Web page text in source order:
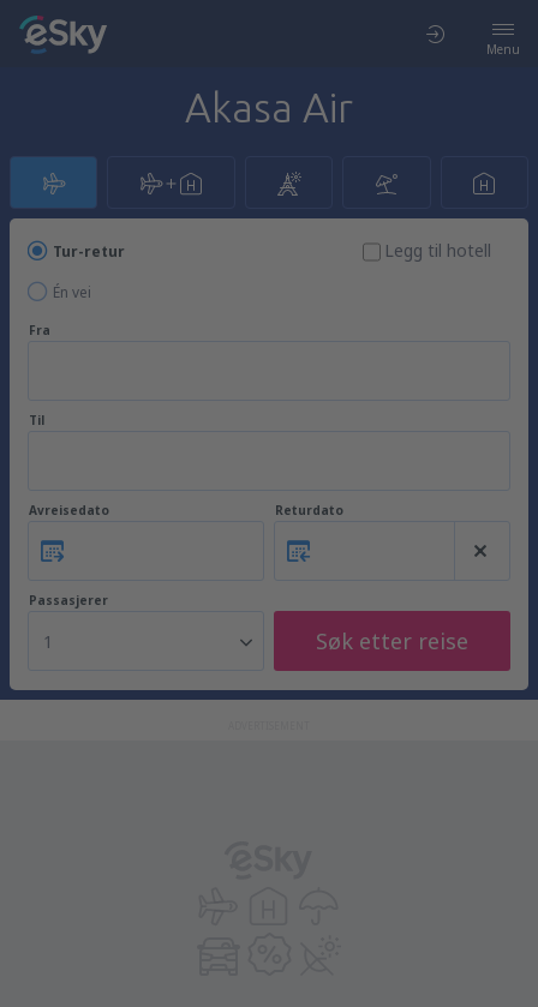
Menu
Akasa Air
Tur-retur
Én vei
Legg til hotell
Fra
Til
Avreisedato Returdato
Passasjerer
1 Søk etter reise